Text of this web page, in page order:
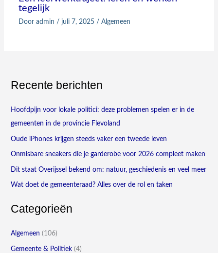
tegelijk
Door admin / juli 7, 2025 / Algemeen
Recente berichten
Hoofdpijn voor lokale politici: deze problemen spelen er in de
gemeenten in de provincie Flevoland
Oude iPhones krijgen steeds vaker een tweede leven
Onmisbare sneakers die je garderobe voor 2026 compleet maken
Dit staat Overijssel bekend om: natuur, geschiedenis en veel meer
Wat doet de gemeenteraad? Alles over de rol en taken
Categorieën
Algemeen (106)
Gemeente & Politiek(4)